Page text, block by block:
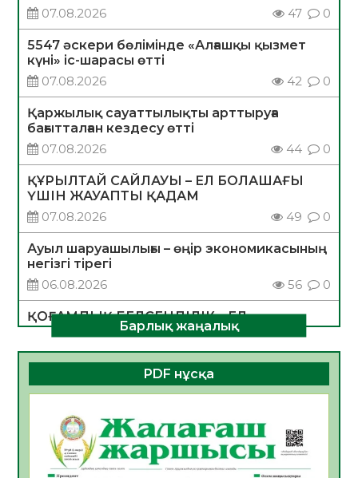
07.08.2026
47 0
5547 әскери бөлімінде «Алғашқы қызмет
күні» іс-шарасы өтті
07.08.2026
42 0
Қаржылық сауаттылықты арттыруға
бағытталған кездесу өтті
07.08.2026
44 0
ҚҰРЫЛТАЙ САЙЛАУЫ – ЕЛ БОЛАШАҒЫ
ҮШІН ЖАУАПТЫ ҚАДАМ
07.08.2026
49 0
Ауыл шаруашылығы – өңір экономикасының
негізгі тірегі
06.08.2026
56 0
ҚОҒАМДЫҚ БЕЛСЕНДІЛІК – ЕЛ
ДАМУЫНЫҢ НЕГІЗІ
06.08.2026
54 0
ҚҰРЫЛТАЙ САЙЛАУЫ – БОЛАШАҚҚА
06.08.2026
Инфекциялық ауруларға қарсы иммундау
жұмыстарының тиімділігі
Барлық жаңалық
PDF нұсқа